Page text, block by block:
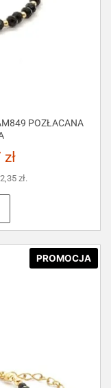
POZŁACANA
zł
zł.
PROMOCJA